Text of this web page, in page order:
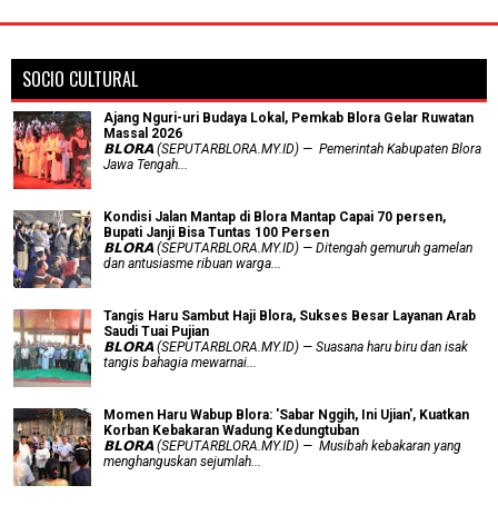
SOCIO CULTURAL
Ajang Nguri-uri Budaya Lokal, Pemkab Blora Gelar Ruwatan
Massal 2026
𝗕𝗟𝗢𝗥𝗔 (SEPUTARBLORA.MY.ID) — Pemerintah Kabupaten Blora
Jawa Tengah...
Kondisi Jalan Mantap di Blora Mantap Capai 70 persen,
Bupati Janji Bisa Tuntas 100 Persen
𝗕𝗟𝗢𝗥𝗔 (SEPUTARBLORA.MY.ID) — Ditengah gemuruh gamelan
dan antusiasme ribuan warga...
Tangis Haru Sambut Haji Blora, Sukses Besar Layanan Arab
Saudi Tuai Pujian
𝗕𝗟𝗢𝗥𝗔 (SEPUTARBLORA.MY.ID) — Suasana haru biru dan isak
tangis bahagia mewarnai...
Momen Haru Wabup Blora: ​'Sabar Nggih, Ini Ujian', Kuatkan
Korban Kebakaran Wadung Kedungtuban
𝗕𝗟𝗢𝗥𝗔 (SEPUTARBLORA.MY.ID) — Musibah kebakaran yang
menghanguskan sejumlah...